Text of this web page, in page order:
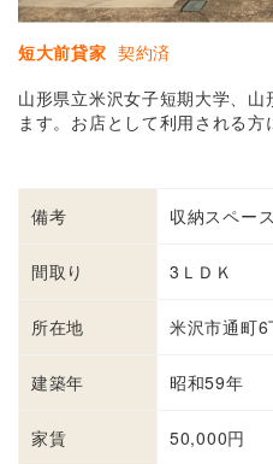
短大前貸家 契約済
山形県立米沢女子短期大学、
ます。お店として利用される方
備考 収納スペー
間取り 3ＬＤＫ
所在地 米沢市通町6
建築年 昭和59年
家賃 50,000円